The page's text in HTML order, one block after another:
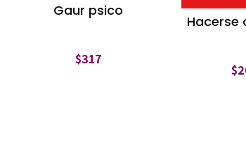
Gaur psico
$317
Hacerse
$